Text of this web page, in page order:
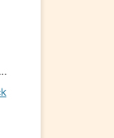
WIN11 / WIN10使用Alternative A2DP Driver支持LDAC